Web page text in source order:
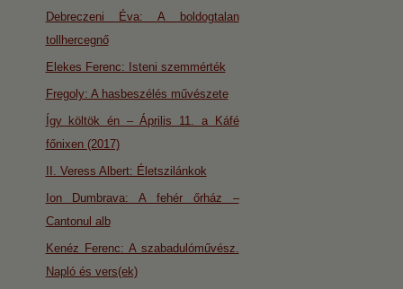
Debreczeni Éva: A boldogtalan
tollhercegnő
Elekes Ferenc: Isteni szemmérték
Fregoly: A hasbeszélés művészete
Így költök én – Április 11. a Káfé
főnixen (2017)
II. Veress Albert: Életszilánkok
Ion Dumbrava: A fehér őrház –
Cantonul alb
Kenéz Ferenc: A szabadulóművész.
Napló és vers(ek)